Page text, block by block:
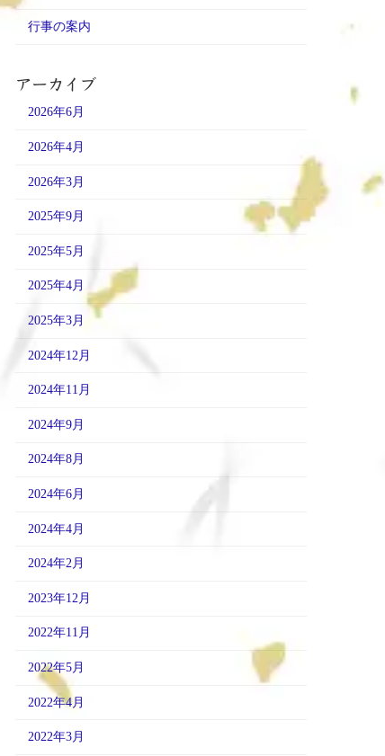
行事の案内
アーカイブ
2026年6月
2026年4月
2026年3月
2025年9月
2025年5月
2025年4月
2025年3月
2024年12月
2024年11月
2024年9月
2024年8月
2024年6月
2024年4月
2024年2月
2023年12月
2022年11月
2022年5月
2022年4月
2022年3月